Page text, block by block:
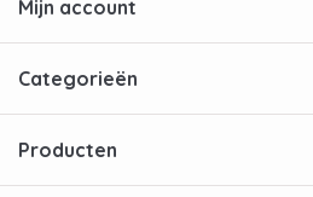
Mijn account
Categorieën
Producten